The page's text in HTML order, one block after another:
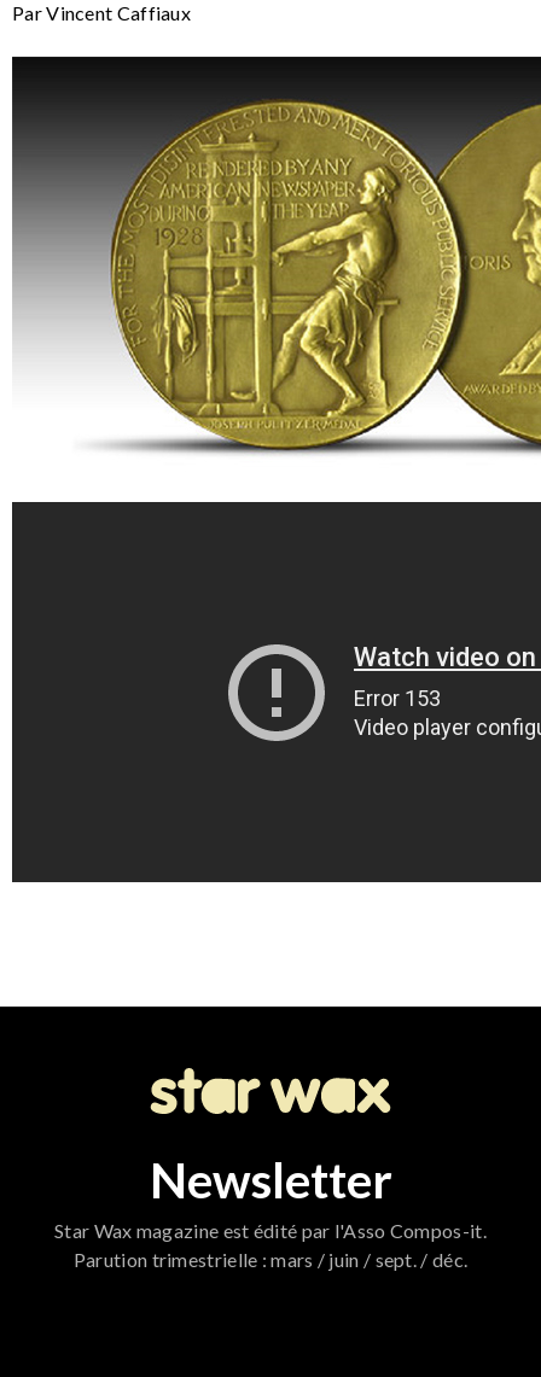
Par Vincent Caffiaux
Newsletter
Star Wax magazine est édité par l'Asso Compos-it.
Parution trimestrielle : mars / juin / sept. / déc.